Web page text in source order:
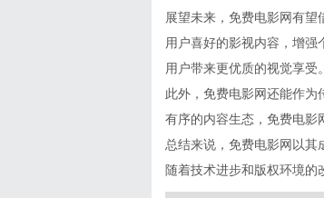
展望未来，免费电影网有
用户喜好的影视内容，增
用户带来更优质的视觉享受。
此外，免费电影网还能作
有序的内容生态，免费电影
总结来说，免费电影网以其
随着技术进步和版权环境的